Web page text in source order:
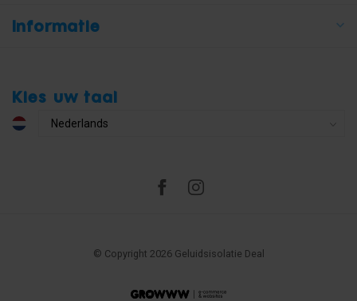
Informatie
Kies uw taal
© Copyright 2026 Geluidsisolatie Deal